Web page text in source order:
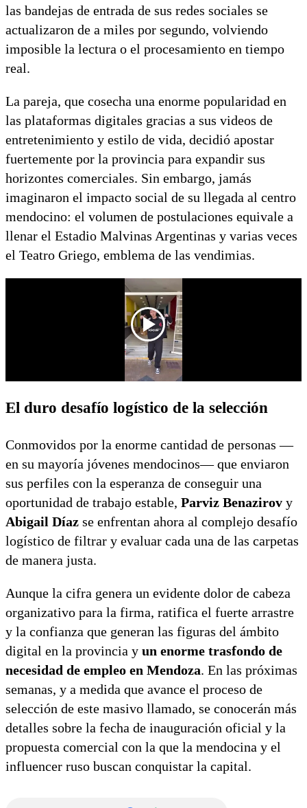
las bandejas de entrada de sus redes sociales se
actualizaron de a miles por segundo, volviendo
imposible la lectura o el procesamiento en tiempo
real.
La pareja, que cosecha una enorme popularidad en
las plataformas digitales gracias a sus videos de
entretenimiento y estilo de vida, decidió apostar
fuertemente por la provincia para expandir sus
horizontes comerciales. Sin embargo, jamás
imaginaron el impacto social de su llegada al centro
mendocino: el volumen de postulaciones equivale a
llenar el Estadio Malvinas Argentinas y varias veces
el Teatro Griego, emblema de las vendimias.
El duro desafío logístico de la selección
Conmovidos por la enorme cantidad de personas —
en su mayoría jóvenes mendocinos— que enviaron
sus perfiles con la esperanza de conseguir una
oportunidad de trabajo estable, Parviz Benazirov y
Abigail Díaz se enfrentan ahora al complejo desafío
logístico de filtrar y evaluar cada una de las carpetas
de manera justa.
Aunque la cifra genera un evidente dolor de cabeza
organizativo para la firma, ratifica el fuerte arrastre
y la confianza que generan las figuras del ámbito
digital en la provincia y un enorme trasfondo de
necesidad de empleo en Mendoza. En las próximas
semanas, y a medida que avance el proceso de
selección de este masivo llamado, se conocerán más
detalles sobre la fecha de inauguración oficial y la
propuesta comercial con la que la mendocina y el
influencer ruso buscan conquistar la capital.